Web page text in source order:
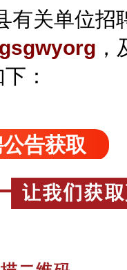
关单位招
gsgwyorg ，
：
告获取